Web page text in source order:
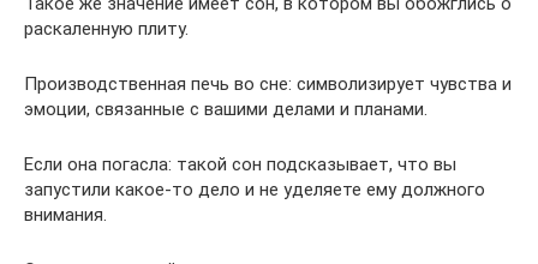
раскаленную плиту.
Производственная печь во сне: символизирует чувства и
эмоции, связанные с вашими делами и планами.
Если она погасла: такой сон подсказывает, что вы
запустили какое-то дело и не уделяете ему должного
внимания.